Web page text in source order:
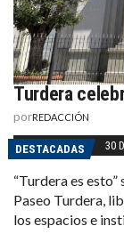
Turdera
porREDACCIÓN
DESTACADAS 30
“Turdera es
Paseo Turdera,
los espacios e